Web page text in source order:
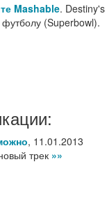
Mashable.
(Superbowl).
, 11.01.2013
трек »»